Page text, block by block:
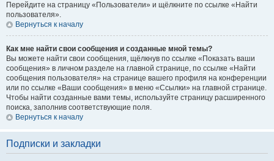
Перейдите на страницу «Пользователи» и щёлкните по ссылке «Найти
пользователя».
Вернуться к началу
Как мне найти свои сообщения и созданные мной темы?
Вы можете найти свои сообщения, щёлкнув по ссылке «Показать ваши
сообщения» в личном разделе на главной странице, по ссылке «Найти
сообщения пользователя» на странице вашего профиля на конференции
или по ссылке «Ваши сообщения» в меню «Ссылки» на главной странице.
Чтобы найти созданные вами темы, используйте страницу расширенного
поиска, заполнив соответствующие поля.
Вернуться к началу
Подписки и закладки